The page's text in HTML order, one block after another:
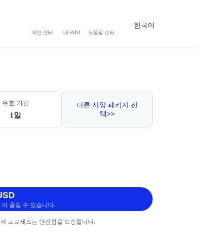
개인 센터 내 eSIM 도움말 센터
한국어
유효 기간
1일
다른 사양 패키지 선
택>>
즐길 수 있습니다.
프로세스는 안전함을 보장합니다.